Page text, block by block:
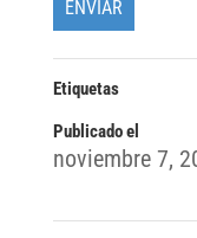
Etiquetas
Publicado el
noviembre 7,